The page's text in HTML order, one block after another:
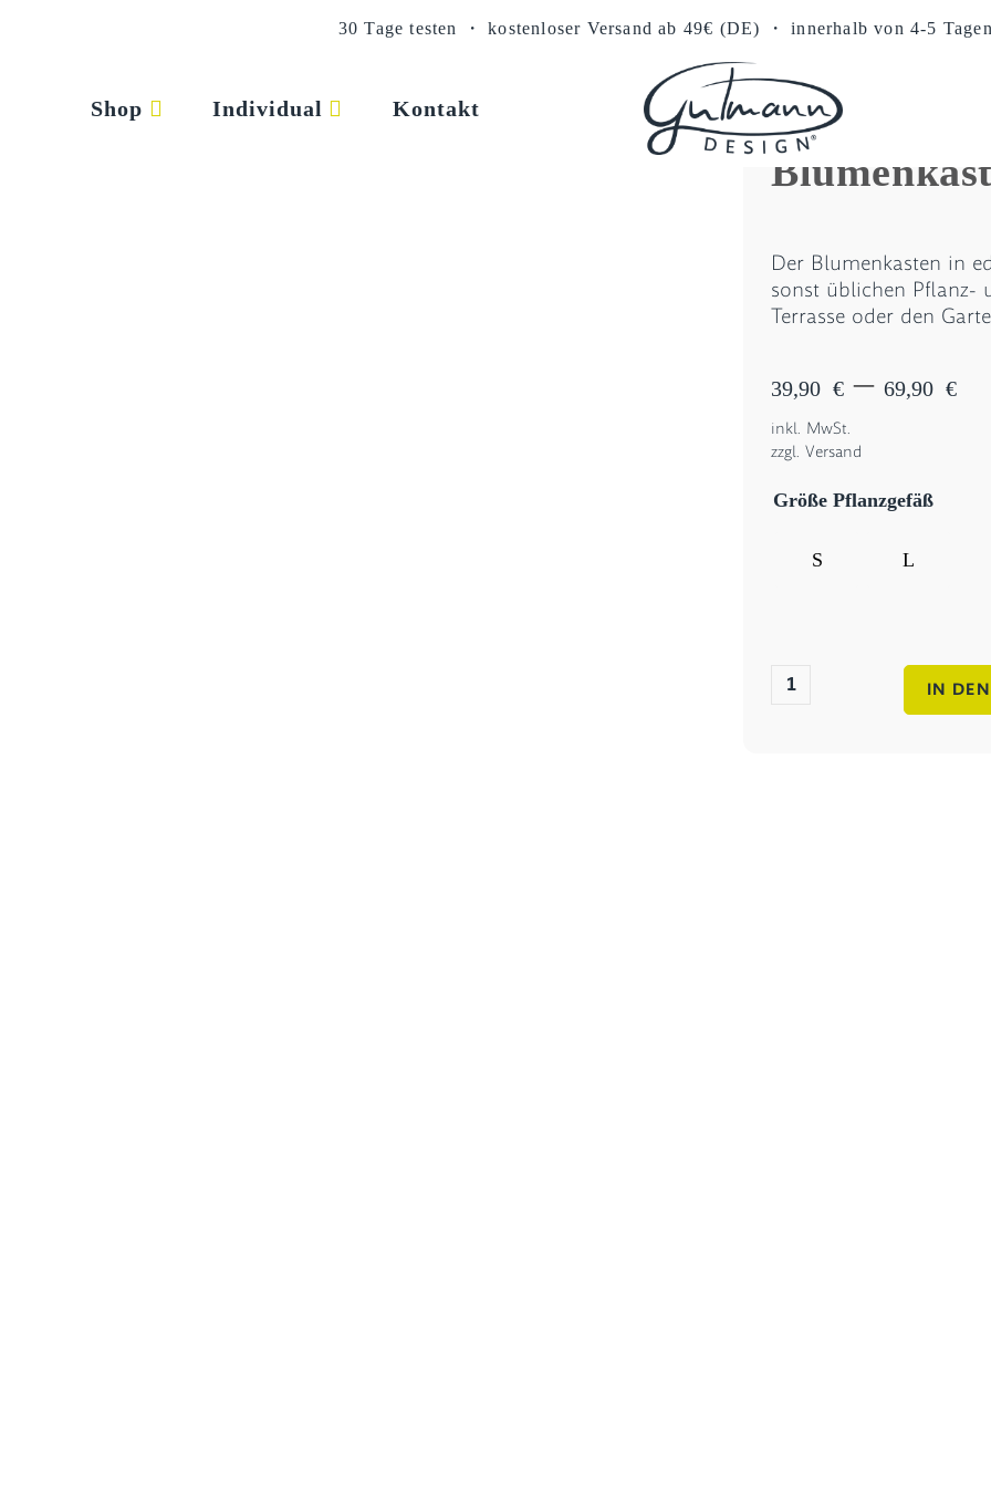
30 Tage testen ・kostenloser Versand ab 49€ (DE) ・ innerhalb von 4-5
Shop Individual Kontakt
Der Blumenkasten in
sonst üblichen Pflanz-
Terrasse oder den
39,90 € – 69,90 €39,90
inkl. MwSt.
zzgl. Versand
Größe Pflanzgefäß
S L
Blumenkasten
IN